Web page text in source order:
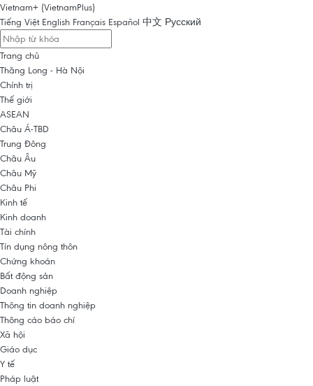
Vietnam+ (VietnamPlus)
Tiếng Việt English Français Español 中文 Русский
Trang chủ
Thăng Long - Hà Nội
Chính trị
Thế giới
ASEAN
Châu Á-TBD
Trung Đông
Châu Âu
Châu Mỹ
Châu Phi
Kinh tế
Kinh doanh
Tài chính
Tín dụng nông thôn
Chứng khoán
Bất động sản
Doanh nghiệp
Thông tin doanh nghiệp
Thông cáo báo chí
Xã hội
Giáo dục
Y tế
Pháp luật